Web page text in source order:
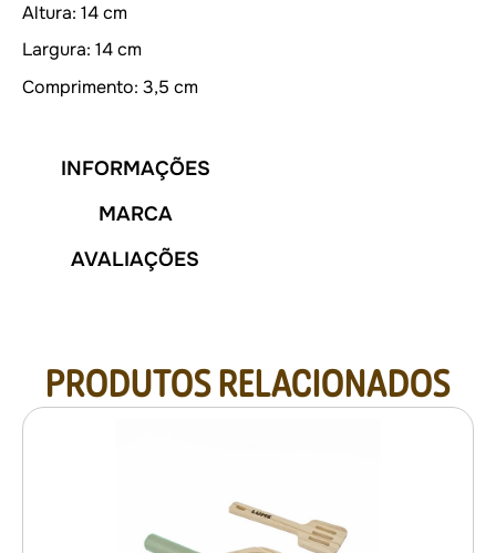
INFORMAÇÕES
MARCA
AVALIAÇÕES
Altura: 14 cm
Largura: 14 cm
Comprimento: 3,5 cm
PRODUTOS RELACIONADOS